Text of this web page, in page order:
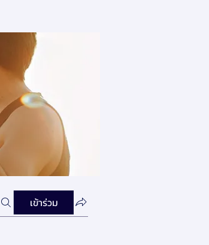
เข้าร่วม